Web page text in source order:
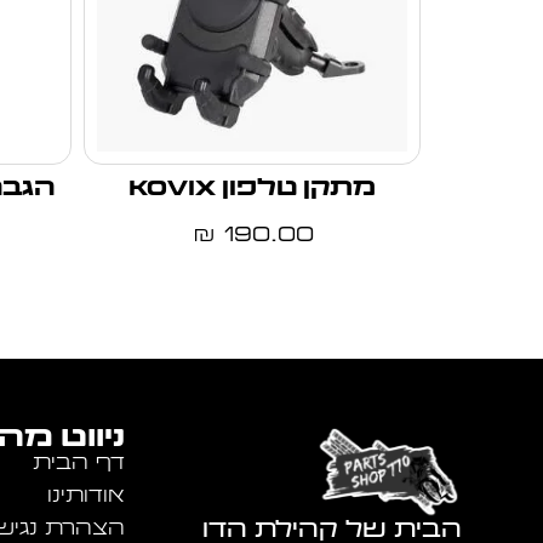
מתקן טלפון KOVIX
190.00
₪
הבית של קהילת הדו
ניווט
דף הבית
אודותינו
הצהרת